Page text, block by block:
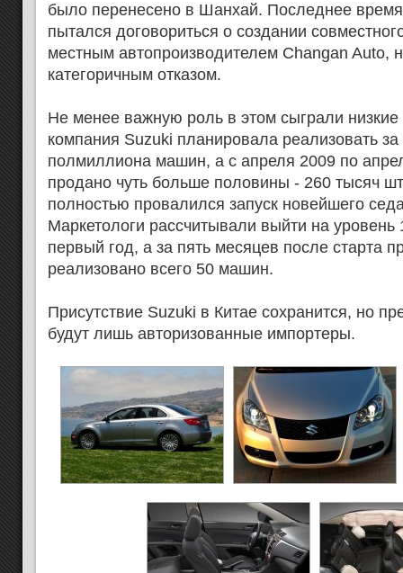
было перенесено в Шанхай. Последнее
пытался договориться о создании
местным автопроизводителем Changan Auto,
категоричным отказом.
Не менее важную роль в этом сыграли
компания Suzuki планировала реализовать
полмиллиона машин, а с апреля 2009 по
продано чуть больше половины - 260 тысяч
полностью провалился запуск новейшего
Маркетологи рассчитывали выйти на
первый год, а за пять месяцев после старта
реализовано всего 50 машин.
Присутствие Suzuki в Китае сохранится, но
будут лишь авторизованные импортеры.